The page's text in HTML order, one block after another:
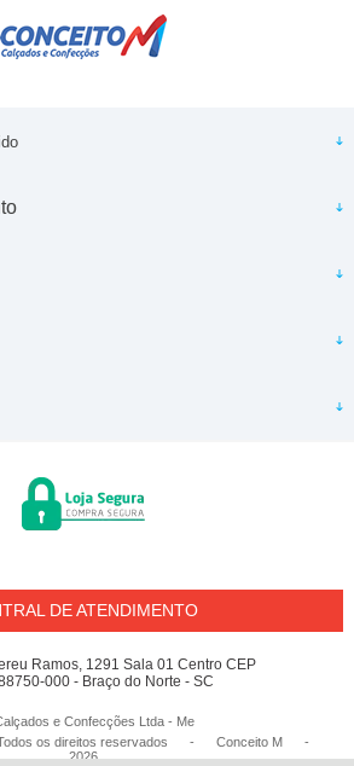
DE ATENDIMENTO
Ramos, 1291 Sala 01 Centro CEP
000 - Braço do Norte - SC
e Confecções Ltda - Me
os direitos reservados
- Conceito M
-
2026